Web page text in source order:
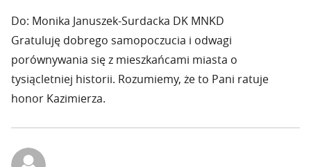
Do: Monika Januszek-Surdacka DK MNKD
Gratuluję dobrego samopoczucia i odwagi
porównywania się z mieszkańcami miasta o
tysiącletniej historii. Rozumiemy, że to Pani ratuje
honor Kazimierza.